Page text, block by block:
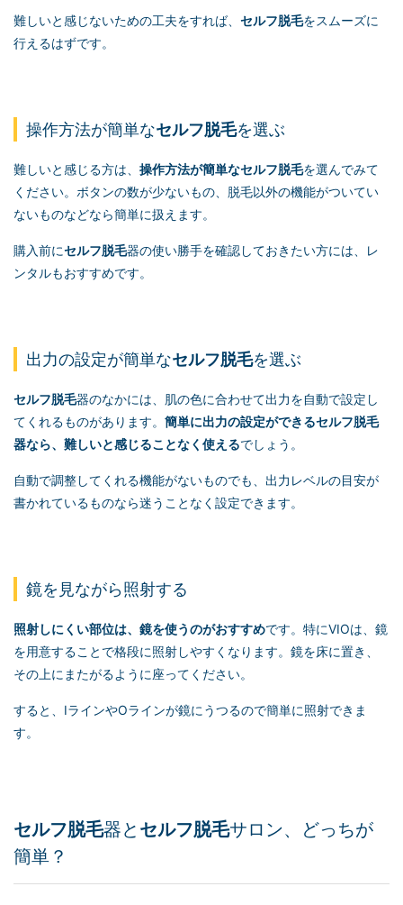
難しいと感じないための工夫をすれば、 セルフ脱毛をスムーズに
行えるはずです。
操作方法が簡単なセルフ脱毛を選ぶ
難しいと感じる方は、 操作方法が簡単なセルフ脱毛を選んでみて
ください。ボタンの数が少ないもの、脱毛以外の機能がついてい
ないものなどなら簡単に扱えます。
購入前にセルフ脱毛器の使い勝手を確認しておきたい方には、レ
ンタルもおすすめです。
出力の設定が簡単なセルフ脱毛を選ぶ
セルフ脱毛器のなかには、肌の色に合わせて出力を自動で設定し
てくれるものがあります。 簡単に出力の設定ができるセルフ脱毛
器なら、難しいと感じることなく使えるでしょう。
自動で調整してくれる機能がないものでも、出力レベルの目安が
書かれているものなら迷うことなく設定できます。
鏡を見ながら照射する
照射しにくい部位は、鏡を使うのがおすすめです。特にVIOは、鏡
を用意することで格段に照射しやすくなります。鏡を床に置き、
その上にまたがるように座ってください。
すると、IラインやOラインが鏡にうつるので簡単に照射できま
す。
セルフ脱毛器と セルフ脱毛サロン、どっちが
簡単？